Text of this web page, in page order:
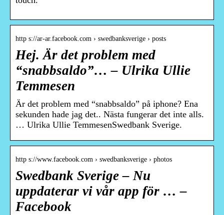
http s://ar-ar.facebook.com › swedbanksverige › posts
Hej. Är det problem med
“snabbsaldo”… – Ulrika Ullie
Temmesen
Är det problem med “snabbsaldo” på iphone? Ena
sekunden hade jag det.. Nästa fungerar det inte alls.
… Ulrika Ullie Temmesen‏Swedbank Sverige.
http s://www.facebook.com › swedbanksverige › photos
Swedbank Sverige – Nu
uppdaterar vi vår app för … –
Facebook